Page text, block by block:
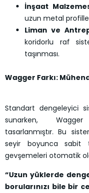
İnşaat
uzun metal
Liman ve
koridorlu raf
taşınması.
Wagger Farkı:
Standart dengeleyici
sunarken,
tasarlanmıştır. Bu
seyir boyunca sabit
gevşemeleri otomatik
“Uzun yüklerde
borularınızı bile bir